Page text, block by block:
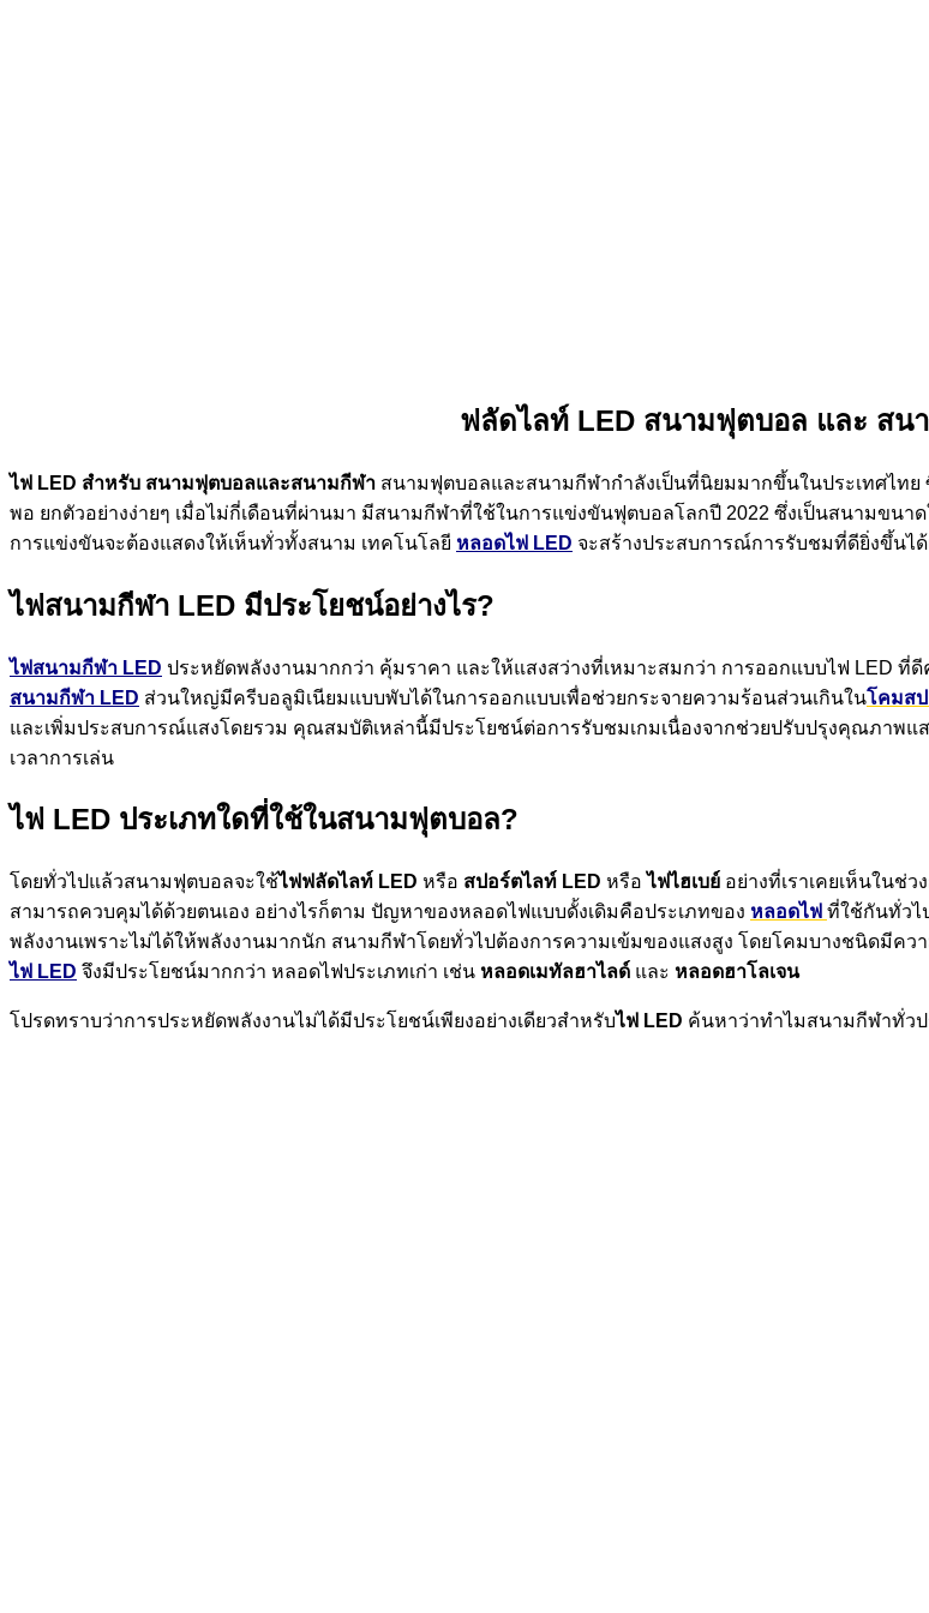
ฟลัดไลท์ LED สนามฟุตบอล และ สน
ไฟ LED สำหรับ สนามฟุตบอลและสนามกีฬา สนามฟุตบอลและสนามกีฬากำลังเป็นที่นิยมมากขึ้นในประเทศไท
พอ ยกตัวอย่างง่ายๆ เมื่อไม่กี่เดือนที่ผ่านมา มีสนามกีฬาที่ใช้ในการแข่งขันฟุตบอลโลกปี 2022 ซึ่งเป็นสนามขน
การแข่งขันจะต้องแสดงให้เห็นทั่วทั้งสนาม เทคโนโลยี หลอดไฟ LED จะสร้างประสบการณ์การรับชมที่ดียิ่งขึ้น
ไฟสนามกีฬา LED มีประโยชน์อย่างไร?
ไฟสนามกีฬา LED ประหยัดพลังงานมากกว่า คุ้มราคา และให้แสงสว่างที่เหมาะสมกว่า การออกแบบไฟ LED
สนามกีฬา LED ส่วนใหญ่มีครีบอลูมิเนียมแบบพับได้ในการออกแบบเพื่อช่วยกระจายความร้อนส่วนเกินในโคมสป
และเพิ่มประสบการณ์แสงโดยรวม คุณสมบัติเหล่านี้มีประโยชน์ต่อการรับชมเกมเนื่องจากช่วยปรับปรุงคุณภาพแ
เวลาการเล่น
ไฟ LED ประเภทใดที่ใช้ในสนามฟุตบอล?
โดยทั่วไปแล้วสนามฟุตบอลจะใช้ไฟฟลัดไลท์ LED หรือ สปอร์ตไลท์ LED หรือไฟไฮเบย์ อย่างที่เราเคยเห็นในช่
สามารถควบคุมได้ด้วยตนเอง อย่างไรก็ตาม ปัญหาของหลอดไฟแบบดั้งเดิมคือประเภทของ หลอดไฟ ที่ใช้กันทั่วไ
พลังงานเพราะไม่ได้ให้พลังงานมากนัก สนามกีฬาโดยทั่วไปต้องการความเข้มของแสงสูง โดยโคมบางชนิดมีคว
ไฟ LED จึงมีประโยชน์มากกว่า หลอดไฟประเภทเก่า เช่น หลอดเมทัลฮาไลด์ และ หลอดฮาโลเจน
โปรดทราบว่าการประหยัดพลังงานไม่ได้มีประโยชน์เพียงอย่างเดียวสำหรับไฟ LED ค้นหาว่าทำไมสนามกีฬาทั่วป